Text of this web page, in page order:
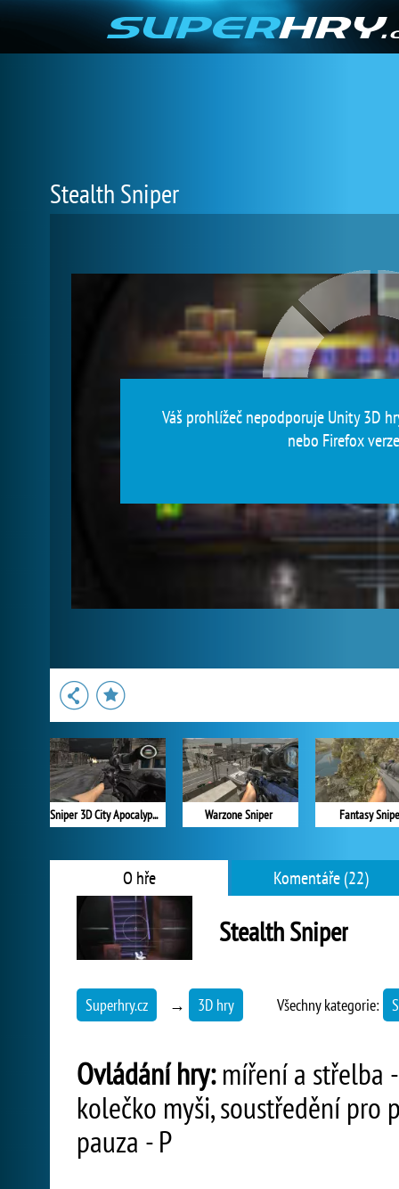
Stealth Sniper
Váš prohlížeč nepodporuje Unity 3D
nebo Firefox
Sniper 3D City Apocalypse Warzone Sniper Fantasy
O hře Komentáře (22)
Stealth Sniper
Superhry.cz → 3D hry Všechny kategorie:
Ovládání hry:míření a střelba -
kolečko myši, soustředění pro
pauza - P